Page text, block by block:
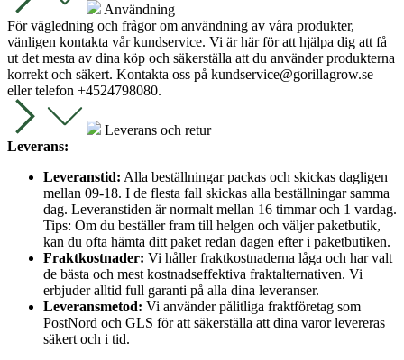
Användning
För vägledning och frågor om användning av våra produkter,
vänligen kontakta vår kundservice. Vi är här för att hjälpa dig att få
ut det mesta av dina köp och säkerställa att du använder produkterna
korrekt och säkert. Kontakta oss på kundservice@gorillagrow.se
eller telefon +4524798080.
Leverans och retur
Leverans:
Leveranstid: Alla beställningar packas och skickas dagligen
mellan 09-18. I de flesta fall skickas alla beställningar samma
dag. Leveranstiden är normalt mellan 16 timmar och 1 vardag.
Tips: Om du beställer fram till helgen och väljer paketbutik,
kan du ofta hämta ditt paket redan dagen efter i paketbutiken.
Fraktkostnader: Vi håller fraktkostnaderna låga och har valt
de bästa och mest kostnadseffektiva fraktalternativen. Vi
erbjuder alltid full garanti på alla dina leveranser.
Leveransmetod: Vi använder pålitliga fraktföretag som
PostNord och GLS för att säkerställa att dina varor levereras
säkert och i tid.